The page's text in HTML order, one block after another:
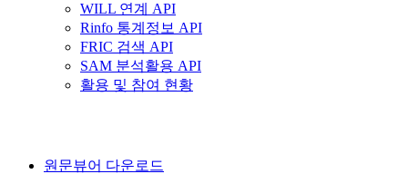
WILL 연계 API
Rinfo 통계정보 API
FRIC 검색 API
SAM 분석활용 API
활용 및 참여 현황
원문뷰어 다운로드